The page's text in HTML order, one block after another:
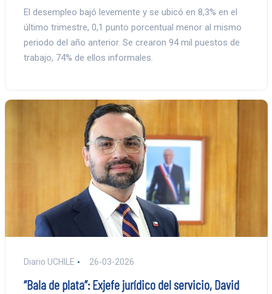
El desempleo bajó levemente y se ubicó en 8,3% en el
último trimestre, 0,1 punto porcentual menor al mismo
periodo del año anterior. Se crearon 94 mil puestos de
trabajo, 74% de ellos informales.
Diario UCHILE 26-03-2026
“Bala de plata”: Exjefe jurídico del servicio, David